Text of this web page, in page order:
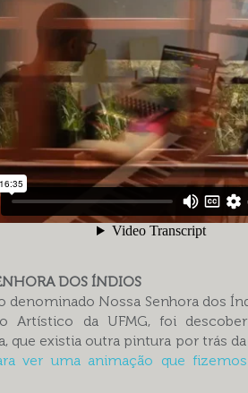
DOS ÍNDIOS
denominado Nossa Senhora dos
Artístico da UFMG, foi
que existia outra pintura por trás
ver uma animação que